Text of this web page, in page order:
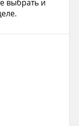
выбрать и